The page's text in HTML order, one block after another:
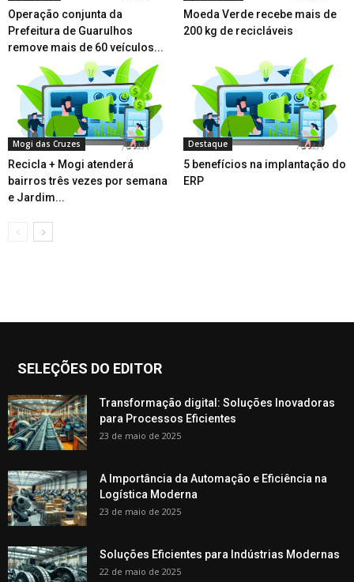
Operação conjunta da
Prefeitura de Guarulhos
remove mais de 60 veículos...
Moeda Verde recebe mais de
200 kg de recicláveis
Mogi das Cruzes
Recicla + Mogi atenderá
bairros três vezes por semana
e Jardim...
Destaque
5 benefícios na implantação do
ERP
SELEÇÕES DO EDITOR
Transformação digital: Soluções Inovadoras
para Processos Eficientes
23 de maio de 2025
A Importância da Automação e Eficiência na
Logística Moderna
23 de maio de 2025
Soluções Eficientes para Indústrias Modernas
22 de maio de 2025